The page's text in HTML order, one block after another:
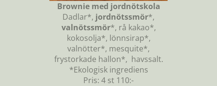
Brownie med jordnötskola
Dadlar*, jordnötssmör*,
valnötssmör*, rå kakao*,
kokosolja*, lönnsirap*,
valnötter*, mesquite*,
frystorkade hallon*, havssalt.
*Ekologisk ingrediens
Pris: 4 st 110:-